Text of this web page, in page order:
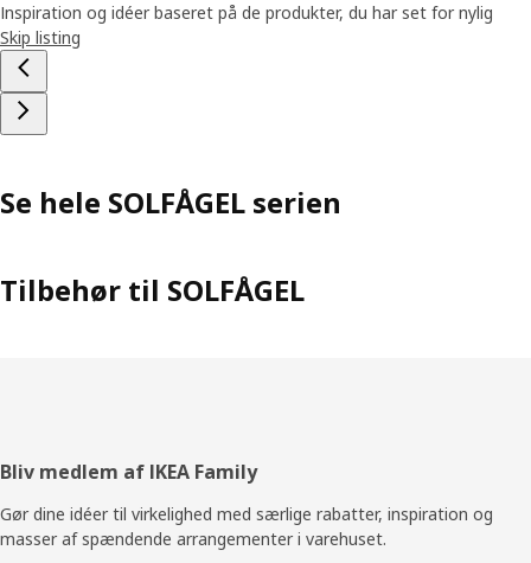
Inspiration og idéer baseret på de produkter, du har set for nylig
Skip listing
Se hele SOLFÅGEL serien
Tilbehør til SOLFÅGEL
Footer
Bliv medlem af IKEA Family
Gør dine idéer til virkelighed med særlige rabatter, inspiration og
masser af spændende arrangementer i varehuset.